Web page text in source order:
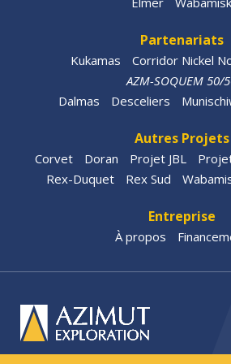
Partenariats
Kukamas Corridor Nickel
AZM-SOQUEM 50/
Dalmas
Desceliers
Autres Projets
Corvet Doran Projet JBL
Rex-Duquet
Rex Sud
Entreprise
À propos